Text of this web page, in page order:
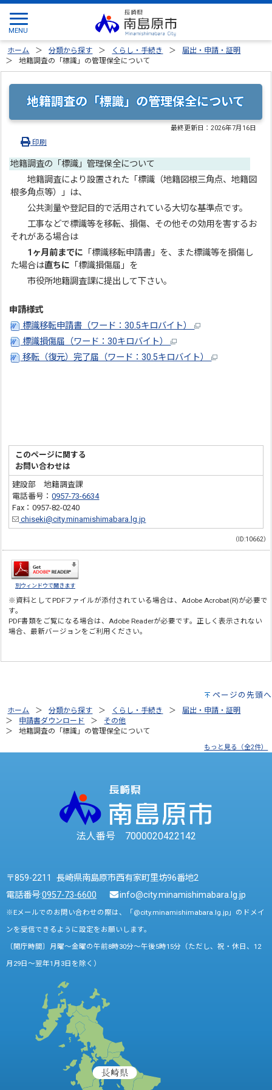
ホーム 分類から探す くらし・手続き
届出・申請・証明
地籍調査の「標識」の管理保全について
地籍調査の「標識」の管理保全について
最終更新日：2026年7月16日
印刷
地籍調査の「標識」管理保全について
地籍調査により設置された「標識（地籍図根三角点、地籍図
根多角点等）」は、
公共測量や登記目的で活用されている大切な基準点です。
工事などで標識等を移転、損傷、その他その効用を害するお
それがある場合は
1ヶ月前までに 「標識移転申請書」を、また標識等を損傷し
た場合は直ちに 「標識損傷届」を
市役所地籍調査課に提出して下さい。
申請様式
標識移転申請書（ワード：30.5キロバイト）
標識損傷届（ワード：30キロバイト）
移転（復元）完了届（ワード：30.5キロバイト）
このページに関する
お問い合わせは
建設部 地籍調査課
電話番号：0957-73-6634
Fax：0957-82-0240
chiseki@city.minamishimabara.lg.jp
（ID:10662）
別ウィンドウで開きます
※資料としてPDFファイルが添付されている場合は、Adobe Acrobat(R)が必要で
す。
PDF書類をご覧になる場合は、Adobe Readerが必要です。正しく表示されない
場合、最新バージョンをご利用ください。
ページの先頭へ
ホーム 分類から探す くらし・手続き
届出・申請・証明
申請書ダウンロード
その他
地籍調査の「標識」の管理保全について
もっと見る（全2件）
法人番号 7000020422142
〒859-2211 長崎県南島原市西有家町里坊96番地2
電話番号:0957-73-6600 info@city.minamishimabara.lg.jp
※Eメールでのお問い合わせの際は、「@city.minamishimabara.lg.jp」のドメイ
ンを受信できるように設定をお願いします。
〔開庁時間〕月曜～金曜の午前8時30分～午後5時15分（ただし、祝・休日、12
月29日～翌年1月3日を除く）